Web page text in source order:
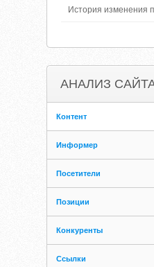
История изменения
АНАЛИЗ
Контент
Информер
Посетители
Позиции
Конкуренты
Ссылки